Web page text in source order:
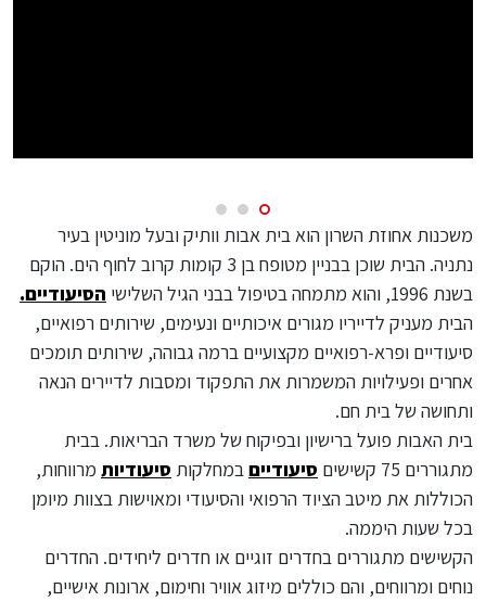
משכנות אחוזת השרון הוא בית אבות וותיק ובעל מוניטין בעיר
נתניה. הבית שוכן בבניין מטופח בן 3 קומות קרוב לחוף הים. הוקם
בשנת 1996, והוא מתמחה בטיפול בבני הגיל השלישי
הסיעודיים.
הבית מעניק לדייריו מגורים איכותיים ונעימים, שירותים רפואיים,
סיעודיים ופרא-רפואיים מקצועיים ברמה גבוהה, שירותים תומכים
אחרים ופעילויות המשמרות את התפקוד ומסבות לדיירים הנאה
ותחושה של בית חם.
בית האבות פועל ברישיון ובפיקוח של משרד הבריאות. בבית
מתגוררים 75 קשישים
סיעודייםבמחלקות סיעודיות מרווחות,
הכוללות את מיטב הציוד הרפואי והסיעודי ומאוישות בצוות מיומן
בכל שעות היממה.
הקשישים מתגוררים בחדרים זוגיים או חדרים ליחידים. החדרים
נוחים ומרווחים, והם כוללים מיזוג אוויר וחימום, ארונות אישיים,